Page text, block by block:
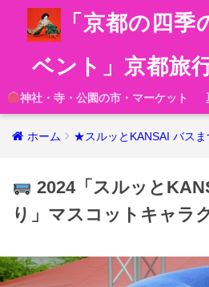
「京都の四
ベント」京都旅
神社・寺・公園の市・マーケット
ホーム ★スルッとKANSAI バスま
2024「スルッと
り」マスコットキャラ